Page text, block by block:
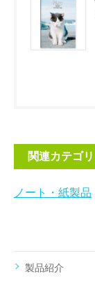
関連カテゴリ
ノート・紙製品
製品紹介